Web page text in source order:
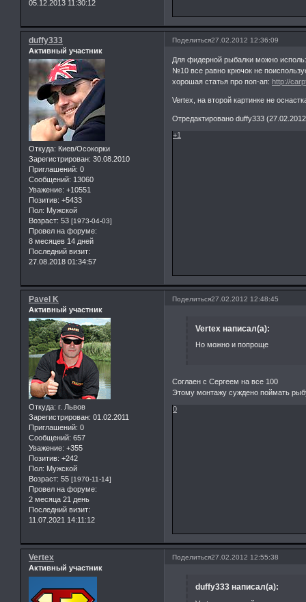
05.12.2013 11:30:12
Поделиться27.02.2012 12:36:09
duffy333
Активный участник
Откуда: Киев/Осокорки
Зарегистрирован: 30.08.2010
Приглашений: 0
Сообщений: 13060
Уважение: +10551
Позитив: +5433
Пол: Мужской
Возраст: 53 [1973-04-03]
Провел на форуме:
8 месяцев 14 дней
Последний визит:
27.08.2018 01:34:57
Для фидерной рыбалки можно
№10 все равно крючок не
хорошая статья про поп-ап:http://
Vertex, на второй картинке не
Отредактировано duffy333
+1
Поделиться27.02.2012 12:48:45
Pavel K
Активный участник
Откуда: г. Львов
Зарегистрирован: 01.02.2011
Приглашений: 0
Сообщений: 657
Уважение: +355
Позитив: +242
Пол: Мужской
Возраст: 55 [1970-11-14]
Провел на форуме:
2 месяца 21 день
Последний визит:
11.07.2021 14:11:12
Vertex написал(а):
Но можно и попроще
Соглаен с Сергеем на все 100
Этому монтажу суждено поймать
0
Поделиться27.02.2012 12:55:38
Vertex
Активный участник
duffy333 написал(а):